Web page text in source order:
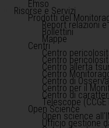
Emso
Risorse e Servizi
Prodotti del
Report relazioni
Bollettini
Mappe
Centri
Centro
Centro
Centro allerta
Centro
Centro di
Centro per il
Centro di
Telescope
Open Science
Open science
Ufficio gestione